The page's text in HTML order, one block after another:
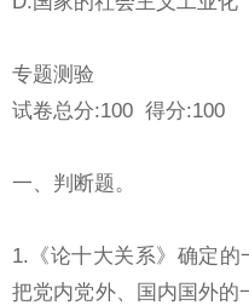
专题测验
试卷总分:100 得分:100
一、判断题。
1.《论十大关系》确定的
把党内党外、国内国外的